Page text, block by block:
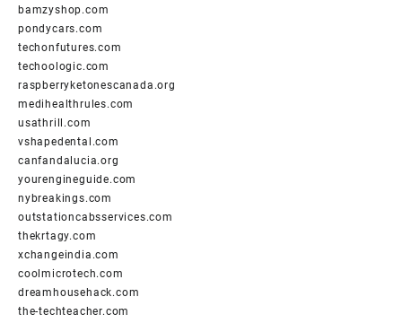
bamzyshop.com
pondycars.com
techonfutures.com
techoologic.com
raspberryketonescanada.org
medihealthrules.com
usathrill.com
vshapedental.com
canfandalucia.org
yourengineguide.com
nybreakings.com
outstationcabsservices.com
thekrtagy.com
xchangeindia.com
coolmicrotech.com
dreamhousehack.com
the-techteacher.com